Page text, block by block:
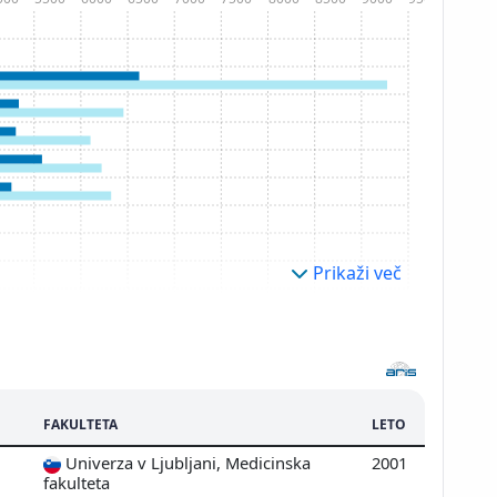
Prikaži več
FAKULTETA LETO
Univerza v Ljubljani, Medicinska
fakulteta
2001